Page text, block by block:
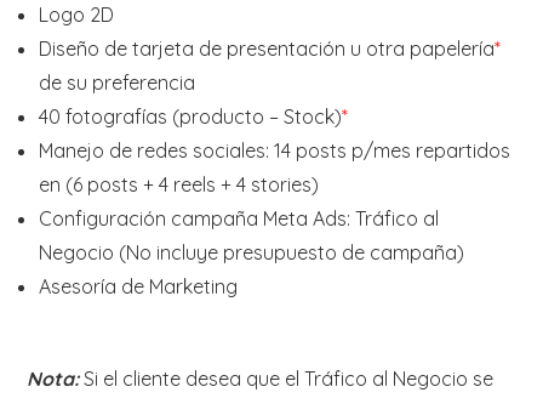
Logo 2D
Diseño de tarjeta de presentación u otra papelería*
de su preferencia
40 fotografías (producto – Stock)*
Manejo de redes sociales: 14 posts p/mes repartidos
en (6 posts + 4 reels + 4 stories)
Configuración campaña Meta Ads: Tráfico al
Negocio (No incluye presupuesto de campaña)
Asesoría de Marketing
Nota:Si el cliente desea que el Tráfico al Negocio se